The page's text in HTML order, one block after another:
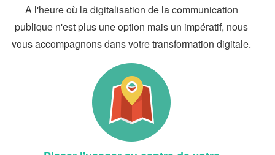
A l'heure où la digitalisation de la communication
publique n'est plus une option mais un impératif, nous
vous accompagnons dans votre transformation digitale.